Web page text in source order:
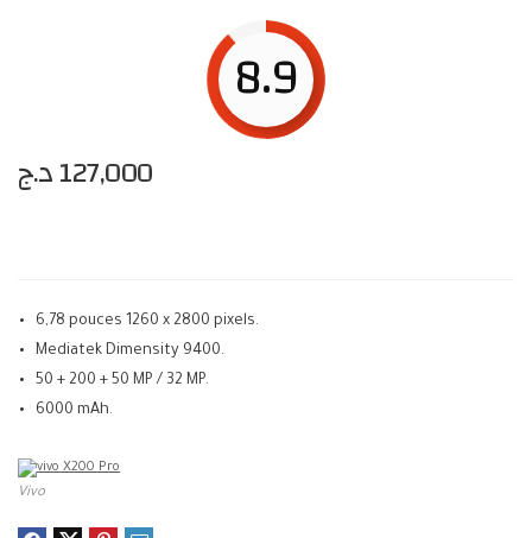
8.9
127,000د.ج
6,78 pouces 1260 x 2800 pixels.
Mediatek Dimensity 9400.
50 + 200 + 50 MP / 32 MP.
6000 mAh.
Vivo